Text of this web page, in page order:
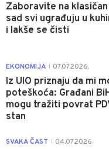
Zaboravite na
sad svi ugrađuju u
i lakše se čisti
EKONOMIJA 07.07.2026.
Iz UIO priznaju da mi
poteškoća: Građani
mogu tražiti povrat
stan
SVAKA ČAST 04.07.2026.